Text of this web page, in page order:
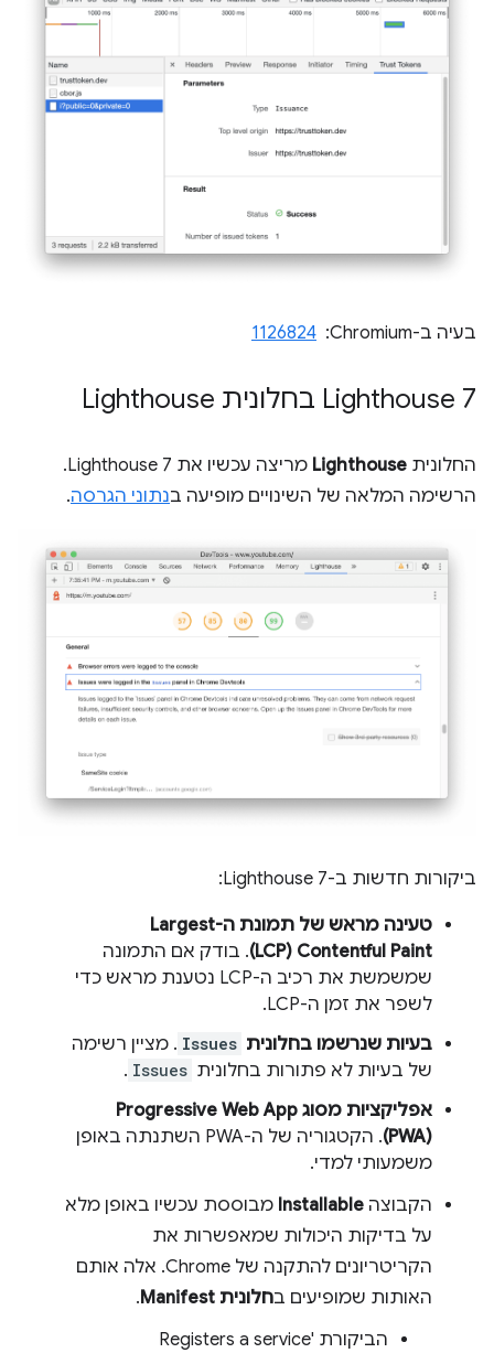
בעיה ב-Chromium: ‏ 1126824
‫Lighthouse 7 בחלונית Lighthouse
החלונית Lighthouse
מריצה עכשיו את Lighthouse 7.
הרשימה המלאה של השינויים מופיעה בנתוני הגרסה.
ביקורות חדשות ב-Lighthouse 7:
טעינה מראש של תמונת ה-Largest
Contentful Paint (‏LCP)
. בודק אם התמונה
שמשמשת את רכיב ה-LCP נטענת מראש כדי
לשפר את זמן ה-LCP.
בעיות שנרשמו בחלונית Issues . מציין רשימה
של בעיות לא פתורות בחלונית Issues
.
(PWA)
. הקטגוריה של ה-PWA השתנתה באופן
משמעותי למדי.
הקבוצה Installable מבוססת עכשיו באופן מלא
על בדיקות היכולות שמאפשרות את
הקריטריונים להתקנה של Chrome. אלה אותם
האותות שמופיעים בחלונית Manifest
.
הביקורת 'Registers a service